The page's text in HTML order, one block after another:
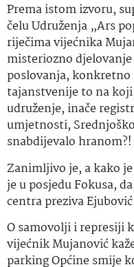
Prema istom izvoru,
čelu Udruženja „Ars
riječima vijećnika
misteriozno
poslovanja, konkretno
tajanstvenije to na
udruženje, inače
umjetnosti,
snabdijevalo hranom?!
Zanimljivo je, a kako
je u posjedu Fokusa,
centra preziva
O samovolji i represiji
vijećnik Mujanović
parking Općine smije